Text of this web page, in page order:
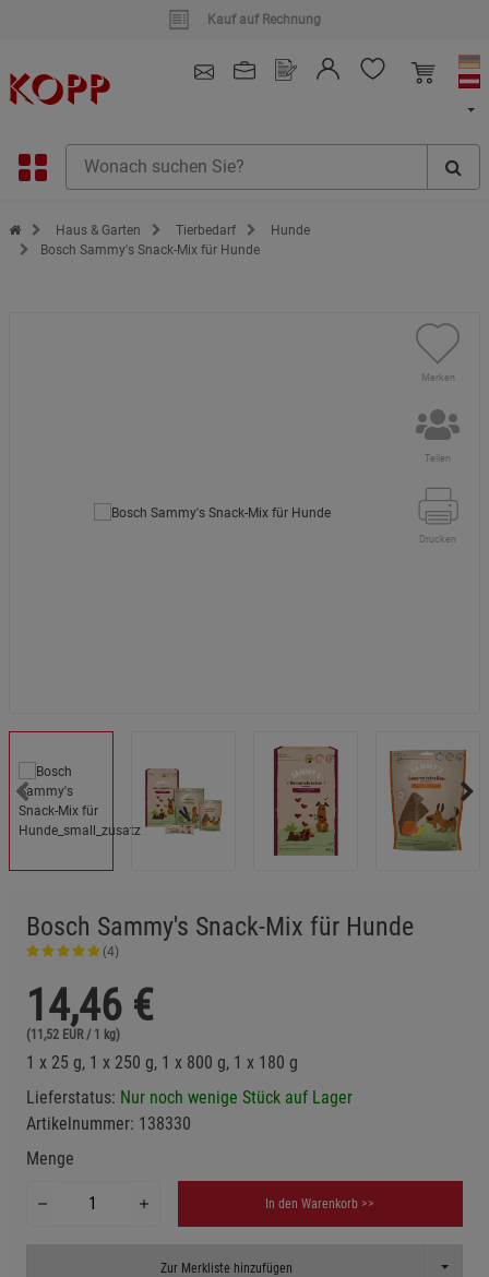
Kauf auf Rechnung
Zur Startseite des Kopp Verlag Online-Shop
Haus & Garten Tierbedarf
Hunde
Bosch Sammy's Snack-Mix für Hunde
Merken
Teilen
Drucken
Bosch Sammy's Snack-Mix für Hunde
(4)
14,46 €
(11,52 EUR / 1 kg)
1 x 25 g, 1 x 250 g, 1 x 800 g, 1 x 180 g
Lieferstatus: Nur noch wenige Stück auf Lager
Artikelnummer: 138330
Menge
In den Warenkorb >>
Zur Merkliste hinzufügen Toggle